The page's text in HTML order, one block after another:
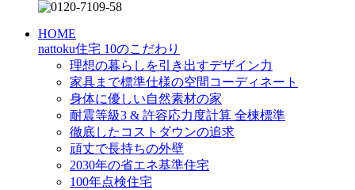
HOME
nattoku住宅 10のこだわり
理想の暮らしを引き出すデザイン力
家具まで標準仕様の空間コーディネート
身体に優しい自然素材の家
耐震等級3 & 許容応力度計算 全棟標準
徹底したコストダウンの追求
頑丈で長持ちの外壁
2030年の省エネ基準住宅
100年点検住宅